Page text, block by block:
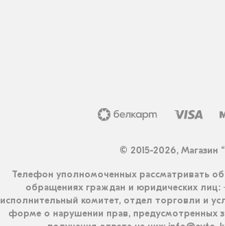
© 2015-2026, Магазин
Телефон уполномоченных рассматривать
обращениях граждан и юридических лиц:
исполнительный комитет, отдел торговли и
форме о нарушении прав, предусмотренных